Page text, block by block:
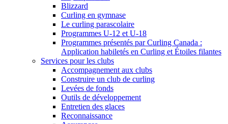
Blizzard
Curling en gymnase
Le curling parascolaire
Programmes U-12 et U-18
Programmes présentés par Curling Canada :
Application habiletés en Curling et Étoiles filantes
Services pour les clubs
Accompagnement aux clubs
Construire un club de curling
Levées de fonds
Outils de développement
Entretien des glaces
Reconnaissance